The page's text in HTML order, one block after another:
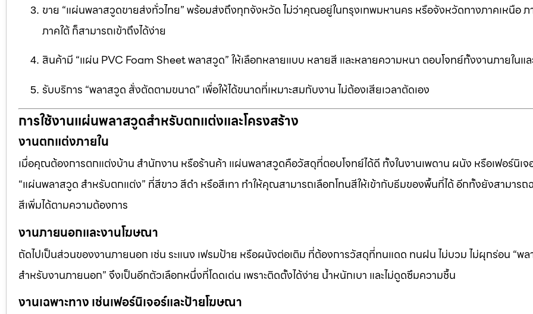
ขาย “แผ่นพลาสวูดขายส่งทั่วไทย” พร้อมส่งถึงทุกจังหวัด ไม่ว่าคุณอยู่ในกรุงเทพมหานคร หรือจังหวัดทางภาคเหนือ ภ
ภาคใต้ ก็สามารถเข้าถึงได้ง่าย
สินค้ามี “แผ่น PVC Foam Sheet พลาสวูด” ให้เลือกหลายแบบ หลายสี และหลายความหนา ตอบโจทย์ทั้งงานภายในแ
รับบริการ “พลาสวูด สั่งตัดตามขนาด” เพื่อให้ได้ขนาดที่เหมาะสมกับงาน ไม่ต้องเสียเวลาตัดเอง
การใช้งานแผ่นพลาสวูดสำหรับตกแต่งและโครงสร้าง
งานตกแต่งภายใน
เมื่อคุณต้องการตกแต่งบ้าน สำนักงาน หรือร้านค้า แผ่นพลาสวูดคือวัสดุที่ตอบโจทย์ได้ดี ทั้งในงานเพดาน ผนัง หรือเฟอร์นิเจ
“แผ่นพลาสวูด สำหรับตกแต่ง” ที่สีขาว สีดำ หรือสีเทา ทำให้คุณสามารถเลือกโทนสีให้เข้ากับธีมของพื้นที่ได้ อีกทั้งยังสามาร
สีเพิ่มได้ตามความต้องการ
งานภายนอกและงานโฆษณา
ถัดไปเป็นส่วนของงานภายนอก เช่น ระแนง เฟรมป้าย หรือผนังต่อเติม ที่ต้องการวัสดุที่ทนแดด ทนฝน ไม่บวม ไม่ผุกร่อน “พ
สำหรับงานภายนอก” จึงเป็นอีกตัวเลือกหนึ่งที่โดดเด่น เพราะติดตั้งได้ง่าย น้ำหนักเบา และไม่ดูดซึมความชื้น
งานเฉพาะทาง เช่นเฟอร์นิเจอร์และป้ายโฆษณา